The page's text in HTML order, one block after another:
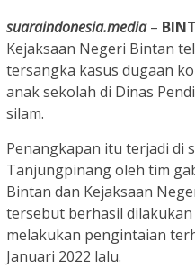
suaraindonesia.media–
Kejaksaan Negeri Bintan
tersangka kasus dugaan
anak sekolah di Dinas
silam.
Penangkapan itu terjadi di
Tanjungpinang oleh tim
Bintan dan Kejaksaan
tersebut berhasil
melakukan pengintaian
Januari 2022 lalu.